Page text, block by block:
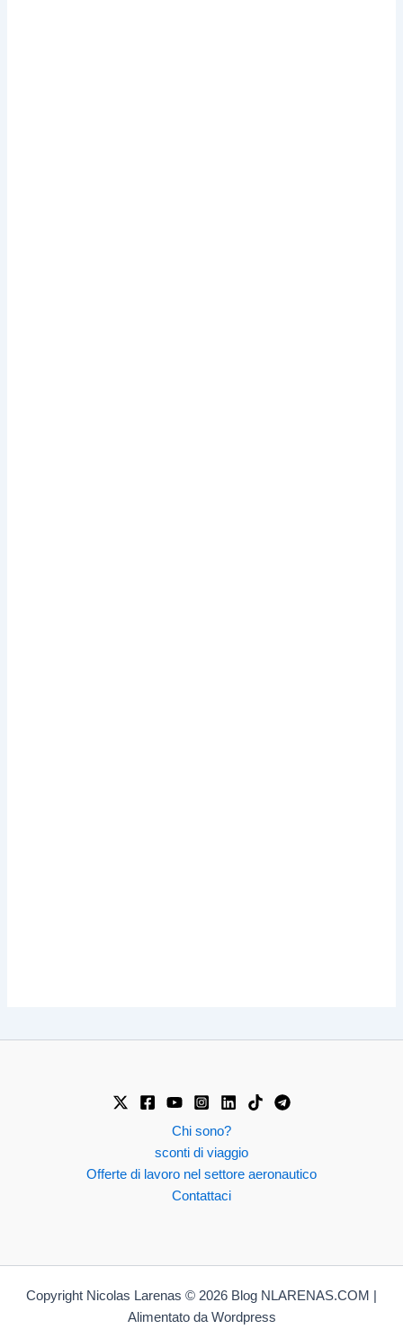
Chi sono?
sconti di viaggio
Offerte di lavoro nel settore aeronautico
Contattaci
Copyright Nicolas Larenas © 2026 Blog NLARENAS.COM |
Alimentato da Wordpress